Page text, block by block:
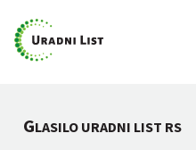
GLASILO URADNI LIST RS